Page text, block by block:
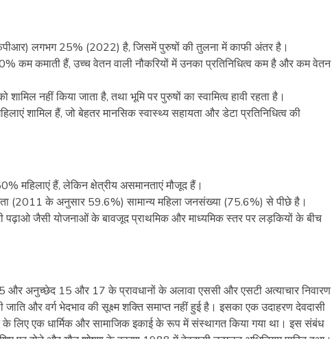
लगभग 25% (2022) है, जिसमें पुरुषों की तुलना में काफी अंतर है।
कम कमाती हैं, उच्च वेतन वाली नौकरियों में उनका प्रतिनिधित्व कम है और कम वेतन
नहीं किया जाता है, तथा भूमि पर पुरुषों का स्वामित्व हावी रहता है।
शामिल हैं, जो बेहतर मानसिक स्वास्थ्य सहायता और डेटा प्रतिनिधित्व की
महिलाएं हैं, लेकिन क्षेत्रीय असमानताएं मौजूद हैं।
(2011 के अनुसार 59.6%) सामान्य महिला जनसंख्या (75.6%) से पीछे है।
पढ़ाओ जैसी योजनाओं के बावजूद प्राथमिक और माध्यमिक स्तर पर लड़कियों के बीच
और अनुच्छेद 15 और 17 के प्रावधानों के अलावा एससी और एसटी अत्याचार निवारण
और वर्ग भेदभाव की सूक्ष्म शक्ति समाप्त नहीं हुई है। इसका एक उदाहरण देवदासी
लिए एक धार्मिक और सामाजिक इकाई के रूप में संस्थागत किया गया था। इस संबंध